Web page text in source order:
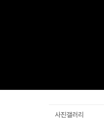
사진갤러리